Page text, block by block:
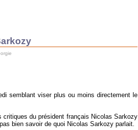
semblant viser plus ou moins directement le
du président français Nicolas Sarkozy
bien savoir de quoi Nicolas Sarkozy parlait.